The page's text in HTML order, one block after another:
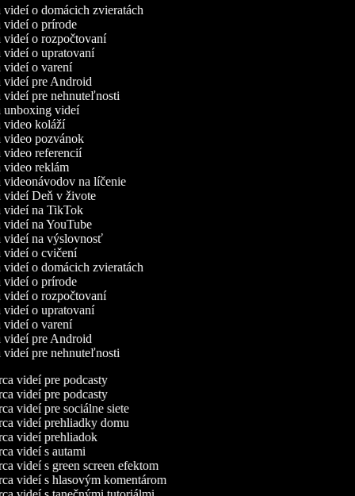
videí o domácich zvieratách
videí o prírode
videí o rozpočtovaní
videí o upratovaní
videí o varení
videí pre Android
videí pre nehnuteľnosti
unboxing videí
video koláží
video pozvánok
video referencií
video reklám
videonávodov na líčenie
videí Deň v živote
videí na TikTok
videí na YouTube
videí na výslovnosť
videí o cvičení
videí o domácich zvieratách
videí o prírode
videí o rozpočtovaní
videí o upratovaní
videí o varení
videí pre Android
videí pre nehnuteľnosti
videí pre podcasty
videí pre podcasty
videí pre sociálne siete
videí prehliadky domu
videí prehliadok
videí s autami
videí s green screen efektom
videí s hlasovým komentárom